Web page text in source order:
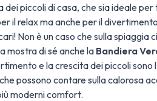
dei piccoli di casa, che sia ideale
il relax ma anche per il
Non è un caso che sulla spiaggia
mostra di sé anche la Bandiera
e la crescita dei piccoli sono
possono contare sulla calorosa
moderni comfort.